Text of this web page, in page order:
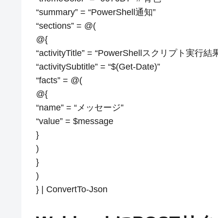
“summary” = “PowerShell通知”
“sections” = @(
@{
“activityTitle” = “PowerShellスクリプト実行結
“activitySubtitle” = “$(Get-Date)”
“facts” = @(
@{
“name” = “メッセージ”
“value” = $message
}
)
}
)
} | ConvertTo-Json